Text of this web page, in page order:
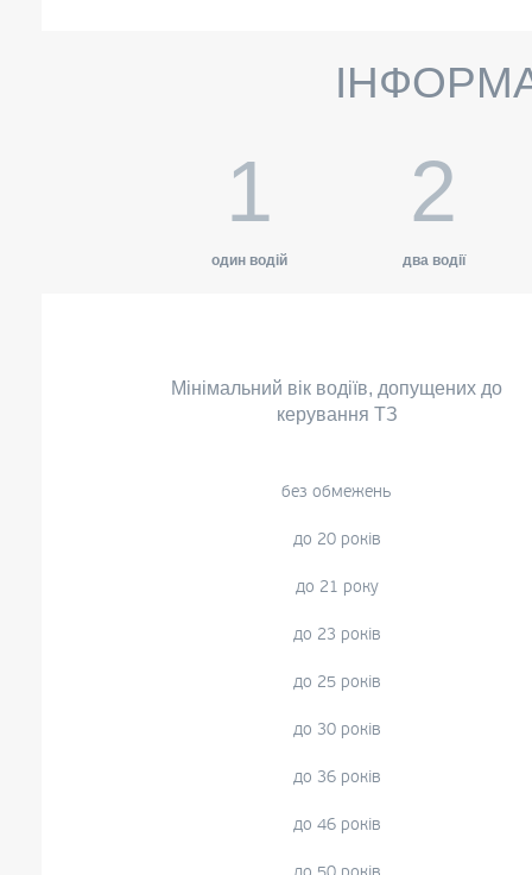
1
один водій
2
два водії
Мінімальний вік водіїв, допущених до
керування ТЗ
без обмежень
до 20 років
до 21 року
до 23 років
до 25 років
до 30 років
до 36 років
до 46 років